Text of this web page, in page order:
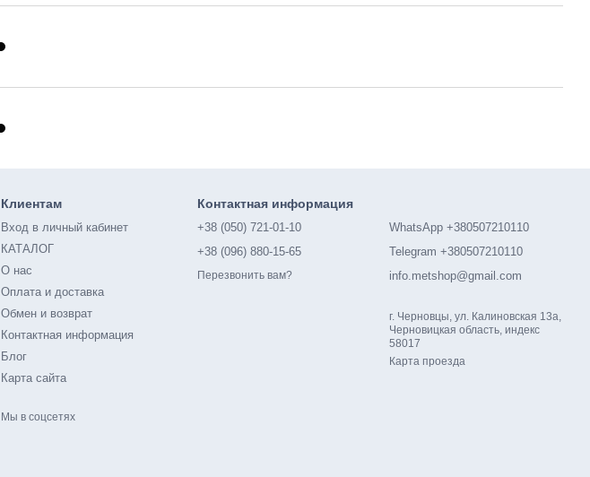
Клиентам
Вход в личный кабинет
КАТАЛОГ
О нас
Оплата и доставка
Обмен и возврат
Контактная информация
Блог
Карта сайта
Мы в соцсетях
Контактная информация
+38 (050) 721-01-10
+38 (096) 880-15-65
Перезвонить вам?
WhatsApp +380507210110
Telegram +380507210110
info.metshop@gmail.com
г. Черновцы, ул. Калиновская 13а,
Черновицкая область, индекс
58017
Карта проезда